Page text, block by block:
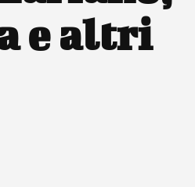
e altri